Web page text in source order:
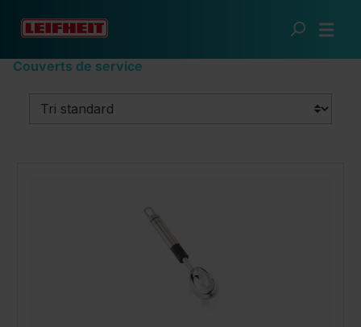
Passer au contenu principal
Couverts de service